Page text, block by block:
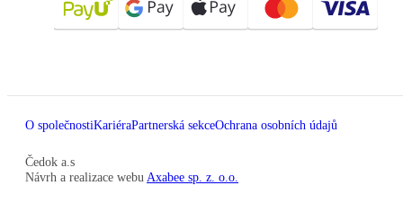
O společnostiKariéraPartnerská sekceOchrana osobních údajů
Čedok a.s
Návrh a realizace webu Axabee sp. z. o.o.